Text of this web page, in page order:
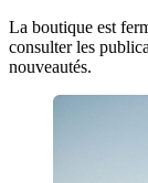
La boutique est
consulter les
nouveautés.